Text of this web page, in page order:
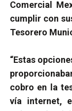
Comercial
cumplir con
Tesorero
“Estas
cobro en la
vía internet,